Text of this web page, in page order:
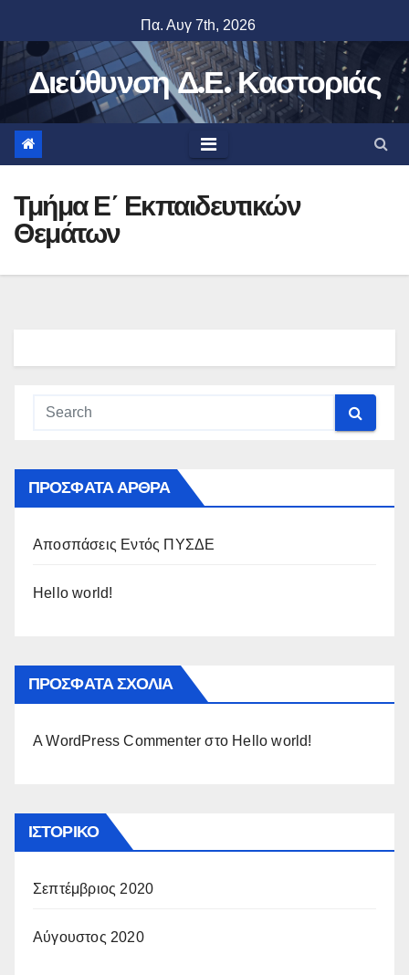
to
content
Πα. Αυγ 7th, 2026
Διεύθυνση Δ.Ε. Καστοριάς
Τμήμα Ε΄ Εκπαιδευτικών
Θεμάτων
ΠΡΌΣΦΑΤΑ ΆΡΘΡΑ
Αποσπάσεις Εντός ΠΥΣΔΕ
Hello world!
ΠΡΌΣΦΑΤΑ ΣΧΌΛΙΑ
A WordPress Commenter στο Hello world!
ΙΣΤΟΡΙΚΌ
Σεπτέμβριος 2020
Αύγουστος 2020